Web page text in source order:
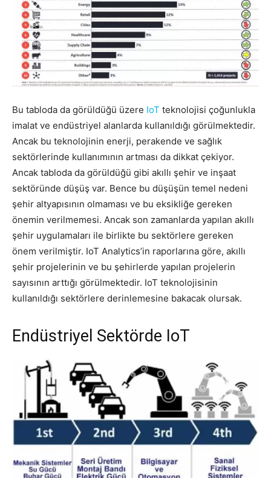
Bu tabloda da görüldüğü üzere IoT teknolojisi çoğunlukla
imalat ve endüstriyel alanlarda kullanıldığı görülmektedir.
Ancak bu teknolojinin enerji, perakende ve sağlık
sektörlerinde kullanımının artması da dikkat çekiyor.
Ancak tabloda da görüldüğü gibi akıllı şehir ve inşaat
sektöründe düşüş var. Bence bu düşüşün temel nedeni
şehir altyapısının olmaması ve bu eksikliğe gereken
önemin verilmemesi. Ancak son zamanlarda yapılan akıllı
şehir uygulamaları ile birlikte bu sektörlere gereken
önem verilmiştir. IoT Analytics’in raporlarına göre, akıllı
şehir projelerinin ve bu şehirlerde yapılan projelerin
sayısının arttığı görülmektedir. IoT teknolojisinin
kullanıldığı sektörlere derinlemesine bakacak olursak.
Endüstriyel Sektörde IoT